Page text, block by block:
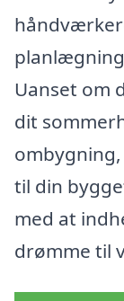
Uanset om
dit
til din
med at
drømme til